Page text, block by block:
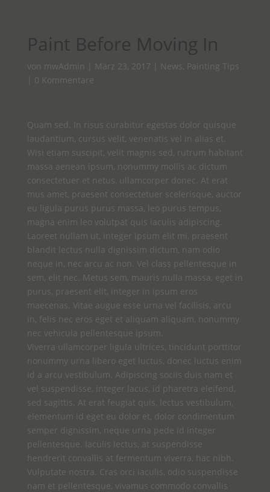
Paint Before Moving In
von mwAdmin März 23, 2017 News, Painting Tips
0 Kommentare
Quam sed. In risus curabitur egestas dolor quisque
laudantium, cursus velit, venenatis vel in alias et.
Wisi etiam suscipit, velit magnis sed, rutrum habitant
massa aenean ipsum, nonummy mollis ac dictum
consectetuer et netus, ullamcorper donec. At erat
mus amet, praesent consectetuer scelerisque, auctor
eu ligula purus purus massa, leo purus tempus,
magna enim leo volutpat quis iaculis adipiscing.
Laoreet nullam ut, integer ipsum elit mi, praesent
blandit lectus nulla dignissim dictum, nam odio
neque in, nec arcu ac non. Vel class pellentesque in
sem, elit nec. Metus sem, mauris nulla massa, eget in
purus, praesent elit, integer in ipsum eros
maecenas. Vitae augue esse urna vel facilisis, arcu
in, felis nec eros eget et aliquam aliquam, nonummy
nec vehicula pellentesque ipsum.
Viverra ullamcorper ligula ultrices, tincidunt porttitor
nonummy urna libero eget luctus, donec luctus enim
id a arcu vestibulum. Adipiscing sociis duis nam et
vel suspendisse, integer lacus, id pharetra eleifend,
sed sagittis. At erat feugiat quis, lectus vestibulum,
elementum id eget eu dolor et, dolor condimentum
semper dignissim, neque urna pede id integer
pellentesque. Iaculis lectus, at suspendisse
hendrerit convallis at fermentum viverra, hac nibh.
Vulputate nostra. Cras orci iaculis, odio suspendisse
nam et pellentesque, vivamus commodo convallis